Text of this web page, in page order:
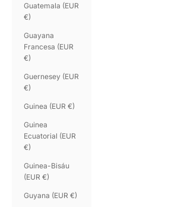
Guatemala (EUR
€)
Guayana
Francesa (EUR
€)
Guernesey (EUR
€)
Guinea (EUR €)
Guinea
Ecuatorial (EUR
€)
Guinea-Bisáu
(EUR €)
Guyana (EUR €)